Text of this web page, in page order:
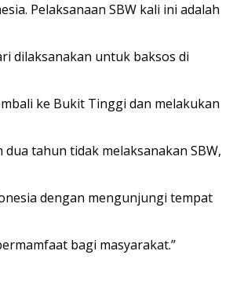
Pelaksanaan SBW kali ini adalah
dilaksanakan untuk baksos di
ke Bukit Tinggi dan melakukan
tahun tidak melaksanakan SBW,
dengan mengunjungi tempat
bagi masyarakat.”